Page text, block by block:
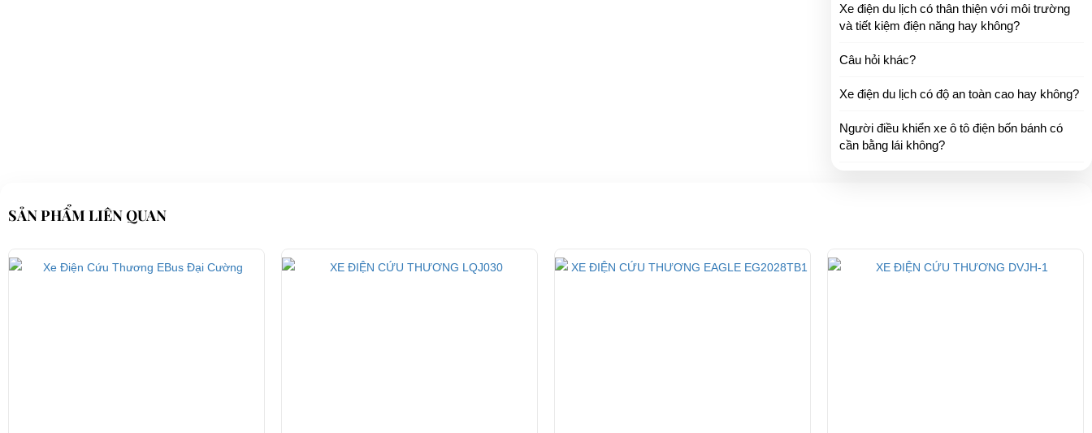
Xe điện cứu thương A2.HS được mô tả chi tiết như dưới đây:
Motor 3.7 KW
Xe điện du lịch có thân thiện với môi trường
và tiết kiệm điện năng hay không?
Câu hỏi khác?
Xe điện du lịch có độ an toàn cao hay không?
Người điều khiển xe ô tô điện bốn bánh có
cần bằng lái không?
SẢN PHẨM LIÊN QUAN